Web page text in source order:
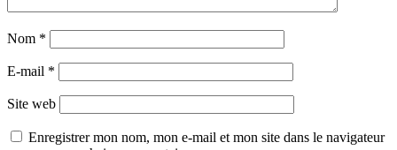
Nom *
E-mail *
Site web
Enregistrer mon nom, mon e-mail et mon site dans le navigateur